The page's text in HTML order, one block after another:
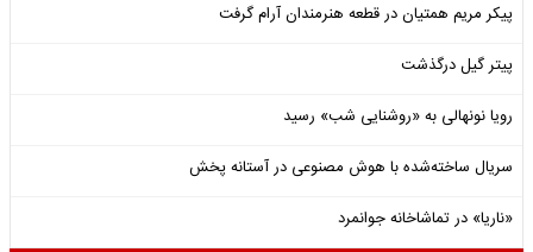
پیکر مریم همتیان در قطعه هنرمندان آرام گرفت
پیتر گیل درگذشت
رویا نونهالی به «روشنایی شب» رسید
سریال ساخته‌شده با هوش مصنوعی در آستانه پخش
«ناریا» در تماشاخانه جوانمرد